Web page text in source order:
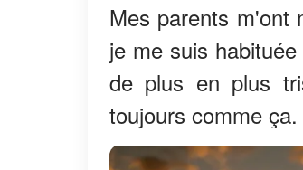
Mes parents m'ont
je me suis
de plus en plus
toujours comme ça.